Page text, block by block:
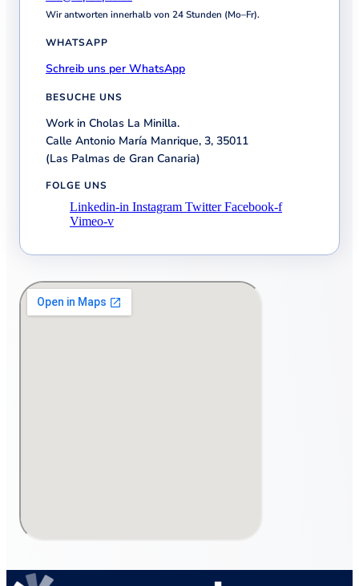
Wir antworten innerhalb von 24 Stunden (Mo–Fr).
WHATSAPP
Schreib uns per WhatsApp
BESUCHE UNS
Work in Cholas La Minilla.
Calle Antonio María Manrique, 3, 35011
(Las Palmas de Gran Canaria)
FOLGE UNS
Linkedin-in Instagram Twitter Facebook-f
Vimeo-v